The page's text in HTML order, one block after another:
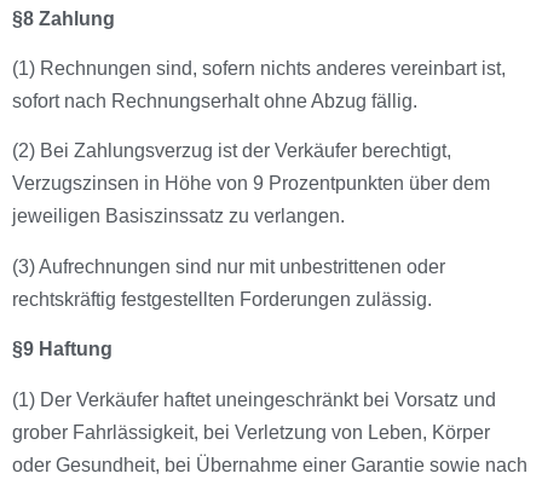
§8 Zahlung
(1) Rechnungen sind, sofern nichts anderes vereinbart ist,
sofort nach Rechnungserhalt ohne Abzug fällig.
(2) Bei Zahlungsverzug ist der Verkäufer berechtigt,
Verzugszinsen in Höhe von 9 Prozentpunkten über dem
jeweiligen Basiszinssatz zu verlangen.
(3) Aufrechnungen sind nur mit unbestrittenen oder
rechtskräftig festgestellten Forderungen zulässig.
§9 Haftung
(1) Der Verkäufer haftet uneingeschränkt bei Vorsatz und
grober Fahrlässigkeit, bei Verletzung von Leben, Körper
oder Gesundheit, bei Übernahme einer Garantie sowie nach